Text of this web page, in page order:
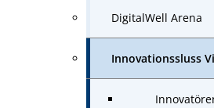
DigitalWell Arena
Innovationssluss